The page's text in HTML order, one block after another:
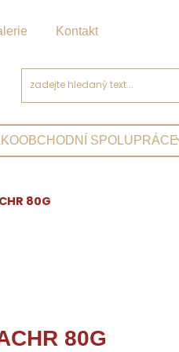
Kontakt
SPOLUPRÁCE
80G
80G